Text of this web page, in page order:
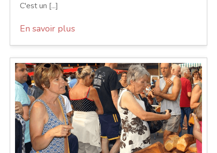
C'est un [...]
En savoir plus